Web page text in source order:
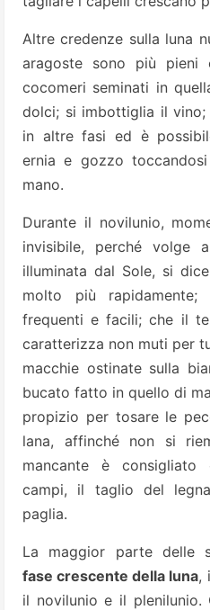
Altre credenze sulla luna
aragoste sono più
cocomeri seminati in
dolci; si imbottiglia il
in altre fasi ed è
ernia e gozzo
mano.
Durante il novilunio,
invisibile, perché volge
illuminata dal Sole, si
molto più
frequenti e facili; che il
caratterizza non muti per
macchie ostinate sulla
bucato fatto in quello di
propizio per tosare le
lana, affinché non si
mancante è
campi, il taglio del
paglia.
La maggior parte delle
fase crescente della luna,
il novilunio e il plenilunio.